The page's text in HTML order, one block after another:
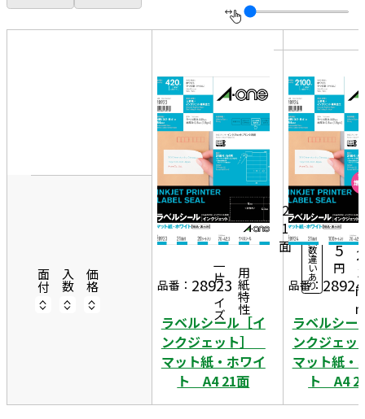
す
面付 入数 価格 一片サイズ 用紙特性
品番： 28923
ラベルシール［イ
ンクジェット］
マット紙・ホワイ
ト A4 21面
2
1
面
20
シ
ー
ト
入
数
違
い
あ
り
1,
5
9
5
円
7
0
4
3
品番： 28924
ラベルシー
ンクジェ
マット紙・
ト A4